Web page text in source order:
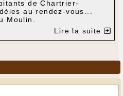
de Chartrier-
au rendez-vous...
Moulin.
Lire la suite